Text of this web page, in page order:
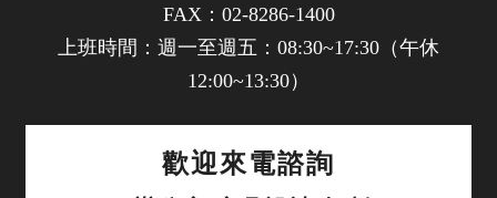
FAX：02-8286-1400
上班時間：週一至週五：08:30~17:30（午休
12:00~13:30）
歡迎來電諮詢